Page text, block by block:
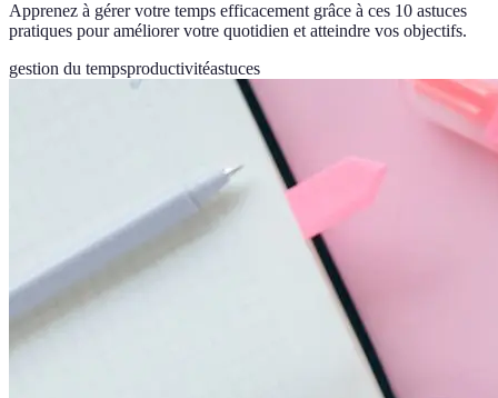
Apprenez à gérer votre temps efficacement grâce à ces 10 astuces
pratiques pour améliorer votre quotidien et atteindre vos objectifs.
gestion du tempsproductivitéastuces